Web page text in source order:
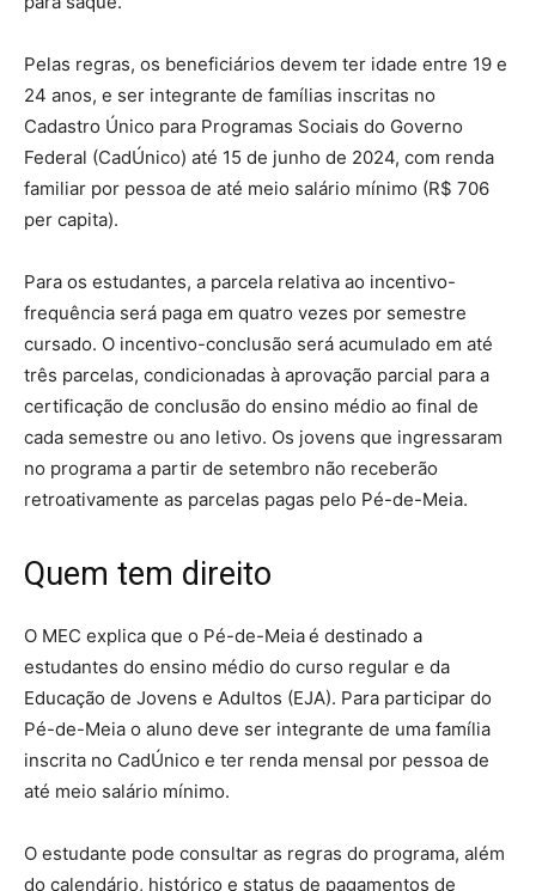
Pelas regras, os beneficiários devem ter idade entre 19 e
24 anos, e ser integrante de famílias inscritas no
Cadastro Único para Programas Sociais do Governo
Federal (CadÚnico) até 15 de junho de 2024, com renda
familiar por pessoa de até meio salário mínimo (R$ 706
per capita).
Para os estudantes, a parcela relativa ao incentivo-
frequência será paga em quatro vezes por semestre
cursado. O incentivo-conclusão será acumulado em até
três parcelas, condicionadas à aprovação parcial para a
certificação de conclusão do ensino médio ao final de
cada semestre ou ano letivo. Os jovens que ingressaram
no programa a partir de setembro não receberão
retroativamente as parcelas pagas pelo Pé-de-Meia.
Quem tem direito
O MEC explica que o Pé-de-Meia é destinado a
estudantes do ensino médio do curso regular e da
Educação de Jovens e Adultos (EJA). Para participar do
Pé-de-Meia o aluno deve ser integrante de uma família
inscrita no CadÚnico e ter renda mensal por pessoa de
até meio salário mínimo.
O estudante pode consultar as regras do programa, além
do calendário, histórico e status de pagamentos de